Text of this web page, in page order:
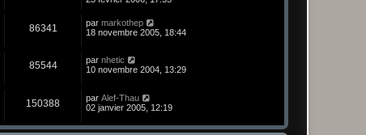
86341 par markothep
18 novembre 2005, 18:44
85544 par nhetic
10 novembre 2004, 13:29
150388 par Alef-Thau
02 janvier 2005, 12:19